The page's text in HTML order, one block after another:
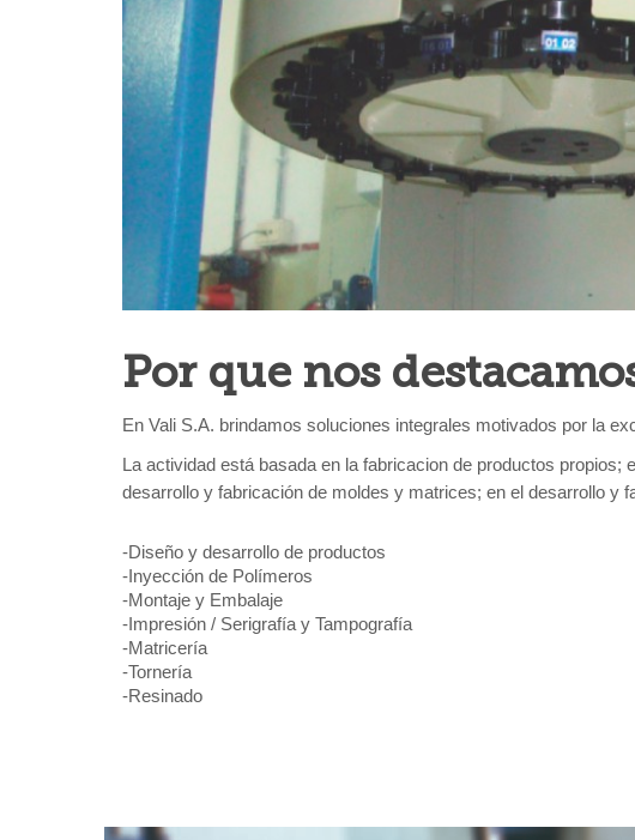
Por que nos
En Vali S.A. brindamos soluciones integrales motivados por la
La actividad está basada en la fabricacion de productos
desarrollo y fabricación de moldes y matrices; en el desarrollo y
-Diseño y desarrollo de productos
-Inyección de Polímeros
-Montaje y Embalaje
-Impresión / Serigrafía y Tampografía
-Matricería
-Tornería
-Resinado